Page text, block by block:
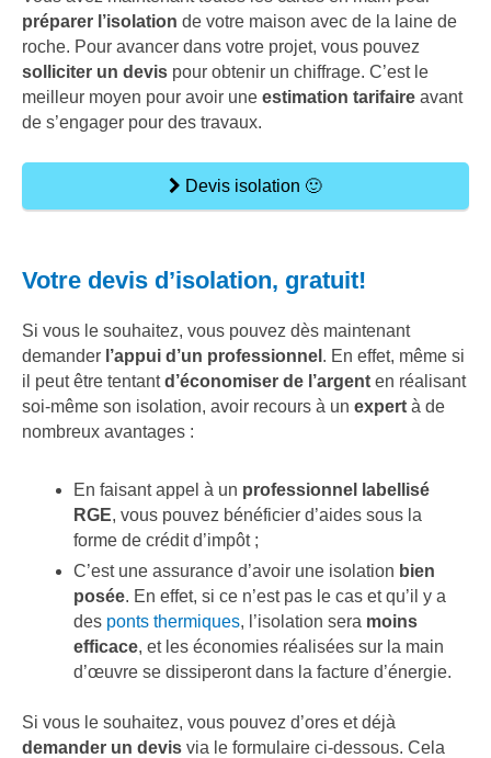
préparer l’isolation de votre maison avec de la laine de
roche. Pour avancer dans votre projet, vous pouvez
solliciter un devis pour obtenir un chiffrage. C’est le
meilleur moyen pour avoir une estimation tarifaire avant
de s’engager pour des travaux.
Devis isolation 🙂
Votre devis d’isolation, gratuit!
Si vous le souhaitez, vous pouvez dès maintenant
demander l’appui d’un professionnel . En effet, même si
il peut être tentantd’économiser de l’argent en réalisant
soi-même son isolation, avoir recours à un expert à de
nombreux avantages :
En faisant appel à un professionnel labellisé
RGE, vous pouvez bénéficier d’aides sous la
forme de crédit d’impôt ;
C’est une assurance d’avoir une isolation bien
posée. En effet, si ce n’est pas le cas et qu’il y a
des ponts thermiques, l’isolation sera moins
efficace, et les économies réalisées sur la main
d’œuvre se dissiperont dans la facture d’énergie.
Si vous le souhaitez, vous pouvez d’ores et déjà
demander un devis via le formulaire ci-dessous. Cela